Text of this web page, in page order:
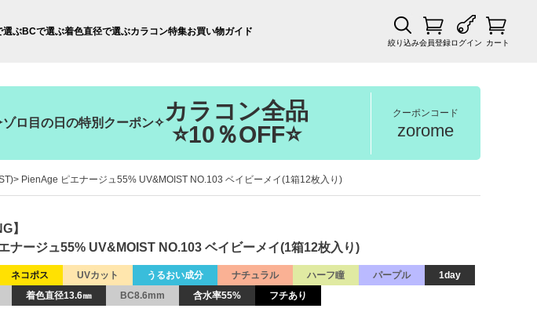
選ぶBCで選ぶ着色直径で選ぶカラコン特集お買い物ガイド
絞り込み会員登録ログイン カート
ロ目の日の特別クーポン✧ カラコン全品
⭐10％OFF⭐
クーポンコード
zorome
PienAge ピエナージュ55% UV&MOIST NO.103 ベイビーメイ(1箱12枚入り)
】
ナージュ55% UV&MOIST NO.103 ベイビーメイ(1箱12枚入り)
ネコポス UVカット うるおい成分 ナチュラル ハーフ瞳 パープル
1day
着色直径13.6㎜ BC8.6mm 含水率55% フチあり